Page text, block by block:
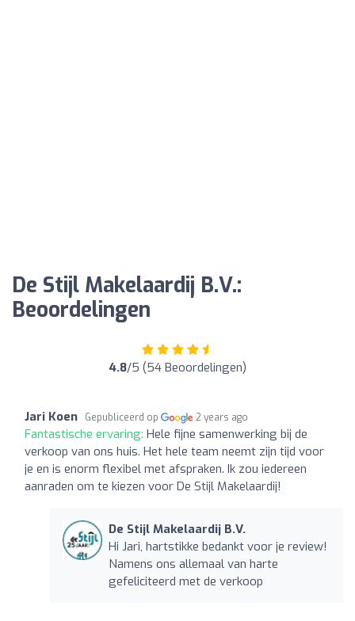
De Stijl Makelaardij B.V.:
Beoordelingen
4.8/5 (54 Beoordelingen)
Jari Koen Gepubliceerd op 2 years ago
Fantastische ervaring: Hele fijne samenwerking bij de
verkoop van ons huis. Het hele team neemt zijn tijd voor
je en is enorm flexibel met afspraken. Ik zou iedereen
aanraden om te kiezen voor De Stijl Makelaardij!
De Stijl Makelaardij B.V.
Hi Jari, hartstikke bedankt voor je review!
Namens ons allemaal van harte
gefeliciteerd met de verkoop